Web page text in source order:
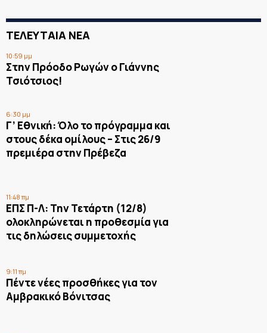
ΤΕΛΕΥΤΑΙΑ ΝΕΑ
10:59 μμ
Στην Πρόοδο Ρωγών ο Γιάννης
Τσιότσιος!
6:30 μμ
Γ’ Εθνική: Όλο το πρόγραμμα και
στους δέκα ομίλους – Στις 26/9
πρεμιέρα στην Πρέβεζα
11:48 πμ
ΕΠΣ Π-Λ: Την Τετάρτη (12/8)
ολοκληρώνεται η προθεσμία για
τις δηλώσεις συμμετοχής
9:11 πμ
Πέντε νέες προσθήκες για τον
Αμβρακικό Βόνιτσας